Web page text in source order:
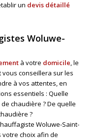
un devis détaillé
Woluwe-
à votre domicile, le
conseillera sur les
à vos attentes, en
essentiels : Quelle
de chaudière ? De quelle
?
Woluwe-Saint-
votre choix afin de